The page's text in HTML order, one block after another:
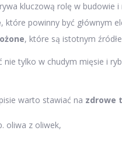
kluczową rolę w budowie i
, które powinny być głównym
, które są istotnym
nie tylko w chudym mięsie i
warto stawiać na zdrowe
oliwa z oliwek,